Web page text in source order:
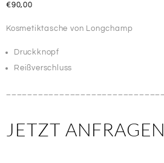
€90,00
Kosmetiktasche von Longchamp
Druckknopf
Reißverschluss
JETZT ANFRAGEN